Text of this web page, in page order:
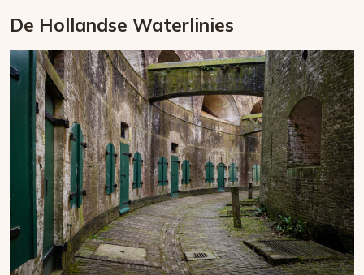
De Hollandse Waterlinies